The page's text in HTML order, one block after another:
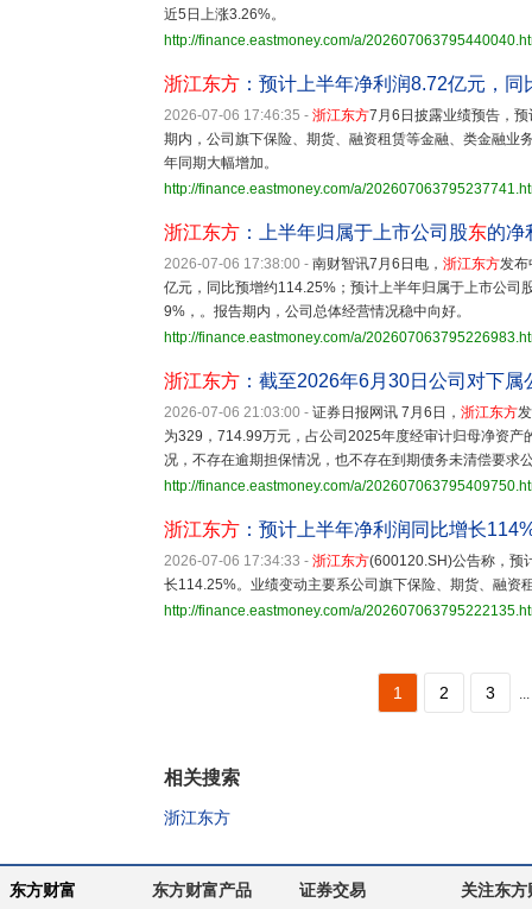
近5日上涨3.26%。
http://finance.eastmoney.com/a/
浙江东方 ：预计上半年净利润8.72亿元，
2026-07-06 17:46:35 - 浙江东方7月6日披露业绩预告，
期内，公司旗下保险、期货、融资租赁等金融、类金融业
年同期大幅增加。
http://finance.eastmoney.com/a/
浙江东方 ：上半年归属于上市公司股东的净
2026-07-06 17:38:00 - 南财智讯7月6日电， 浙江东方发布
亿元，同比预增约114.25%；预计上半年归属于上市公
9%，。报告期内，公司总体经营情况稳中向好。
http://finance.eastmoney.com/a/
浙江东方 ：截至2026年6月30日公司对下
2026-07-06 21:03:00 - 证券日报网讯 7月6日， 浙江东方
为329，714.99万元，占公司2025年度经审计归母净资
况，不存在逾期担保情况，也不存在到期债务未清偿要求
http://finance.eastmoney.com/a/
浙江东方 ：预计上半年净利润同比增长
2026-07-06 17:34:33 - 浙江东方(600120.SH)公告称，预
长114.25%。业绩变动主要系公司旗下保险、期货、融资
http://finance.eastmoney.com/a/
1 2 3 ...
相关搜索
浙江东方
东方财富 东方财富产品 证券交易 关注东方